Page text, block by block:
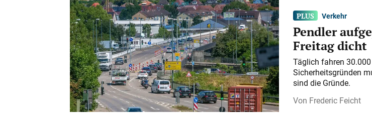
Verkehr
Pendler
Freitag dicht
Täglich fahren
Sicherheitsgründen
sind die Gründe.
Frederic Feicht